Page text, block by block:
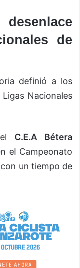
de
definió a los
Nacionales
C.E.A Bétera
el Campeonato
un tiempo de